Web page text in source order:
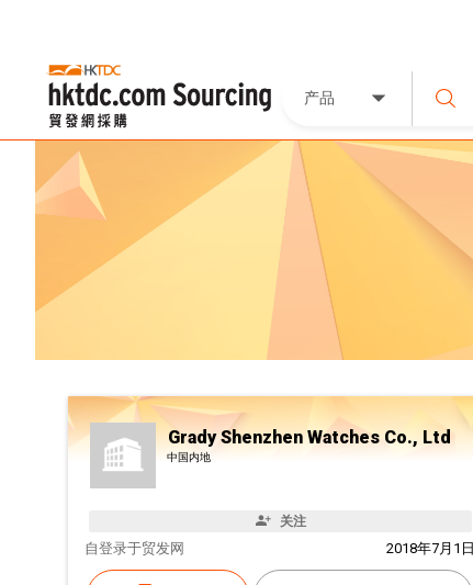
产品
Grady Shenzhen Watches Co., Ltd
中国内地
关注
自 2018年7月1日
登录于贸发网